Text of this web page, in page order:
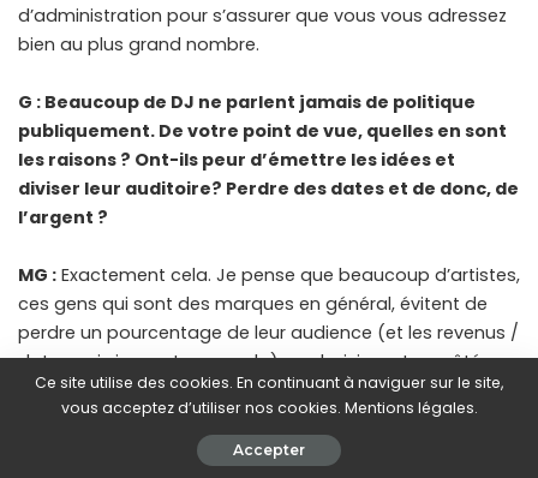
d’administration pour s’assurer que vous vous adressez
bien au plus grand nombre.
G : Beaucoup de DJ ne parlent jamais de politique
publiquement. De votre point de vue, quelles en sont
les raisons ? Ont-ils peur d’émettre les idées et
diviser leur auditoire? Perdre des dates et de donc, de
l’argent ?
MG : Exactement cela. Je pense que beaucoup d’artistes,
ces gens qui sont des marques en général, évitent de
perdre un pourcentage de leur audience (et les revenus /
dates qui viennent avec cela) en choisissant un côté
plutôt que l’autre. Je n’ai jamais été motivé
financièrement, donc je préfère défendre ce en quoi je
crois et perdre quelques fans que de rester silencieux
Ce site utilise des cookies. En continuant à naviguer sur le site,
vous acceptez d’utiliser nos cookies. Mentions légales.
Accepter